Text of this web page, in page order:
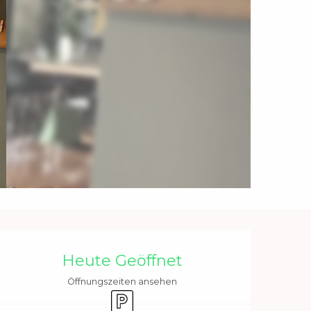
Öffnungszeiten &
Heute Geöffnet
Öffnungszeiten ansehen
Parkplatz